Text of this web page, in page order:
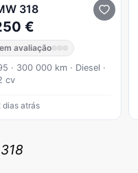
318
€
avaliação
· 300 000 km · Diesel ·
cv
dias atrás